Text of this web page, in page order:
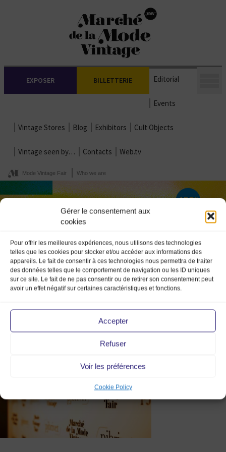
Gérer le consentement aux
cookies
Pour offrir les meilleures expériences, nous utilisons des technologies
telles que les cookies pour stocker et/ou accéder aux informations des
appareils. Le fait de consentir à ces technologies nous permettra de traiter
des données telles que le comportement de navigation ou les ID uniques
sur ce site. Le fait de ne pas consentir ou de retirer son consentement peut
avoir un effet négatif sur certaines caractéristiques et fonctions.
Accepter
Refuser
Voir les préférences
Cookie Policy
EXPOSER BILLETTERIE Editorial
Events
Vintage Stores Blog Exhibitors Cult Objects
Vintage seen by… Contacts Web.tv
Mode Vintage Fair Who we are